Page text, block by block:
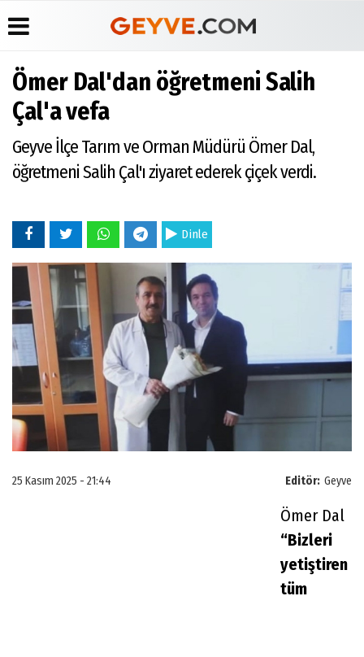
Üye Paneli
Haber
Arşivi
Günün
Haberleri
Anketler
Video
Galeri
Foto
Medyabar.com
Künye
İletişim
Ömer Dal'dan öğretmeni Salih
Çal'a vefa
Geyve İlçe Tarım ve Orman Müdürü Ömer Dal,
öğretmeni Salih Çal'ı ziyaret ederek çiçek verdi.
Dinle
Editör: Geyve
25 Kasım 2025 - 21:44
Ömer Dal
“Bizleri
yetiştiren
tüm